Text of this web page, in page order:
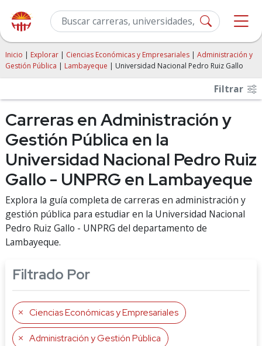
Inicio | Explorar | Ciencias Económicas y Empresariales | Administración y
Gestión Pública | Lambayeque | Universidad Nacional Pedro Ruiz Gallo
Filtrar
Carreras en Administración y
Gestión Pública en la
Universidad Nacional Pedro Ruiz
Gallo - UNPRG en Lambayeque
Explora la guía completa de carreras en administración y
gestión pública para estudiar en la Universidad Nacional
Pedro Ruiz Gallo - UNPRG del departamento de
Lambayeque.
Filtrado Por
Ciencias Económicas y Empresariales
Administración y Gestión Pública